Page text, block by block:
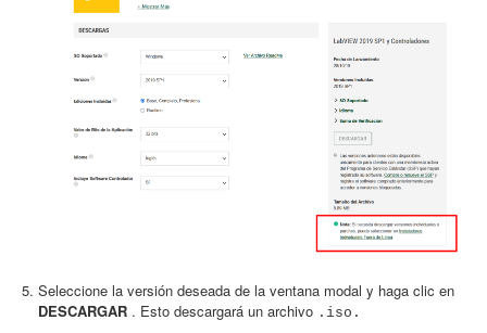
Seleccione la versión deseada de la ventana modal y haga clic en
DESCARGAR . Esto descargará un archivo .iso.